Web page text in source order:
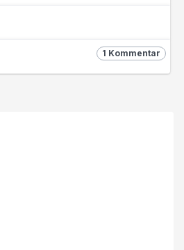
1 Kommentar